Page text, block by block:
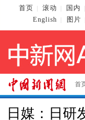
首页 滚动 国内
English
图片
首
日媒：日研